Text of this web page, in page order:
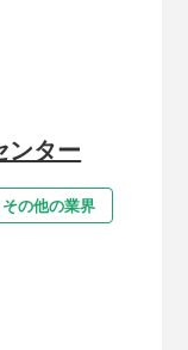
ンター
その他の業界